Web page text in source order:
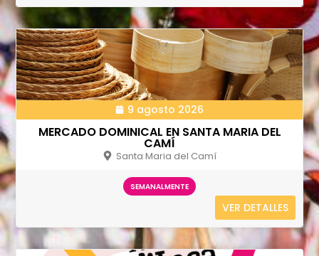
9 agosto 2026
MERCADO DOMINICAL EN SANTA MARIA DEL
CAMÍ
Santa Maria del Camí
VER DETALLES
SEMANALMENTE